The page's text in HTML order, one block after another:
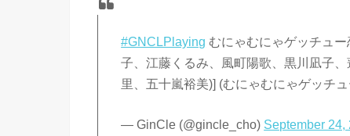
#GNCLPlaying むにゃむにゃゲッチュ
子、江藤くるみ、風町陽歌、黒川凪子
里、五十嵐裕美)] (むにゃむにゃゲッチ
— GinCle (@gincle_cho) September 24,